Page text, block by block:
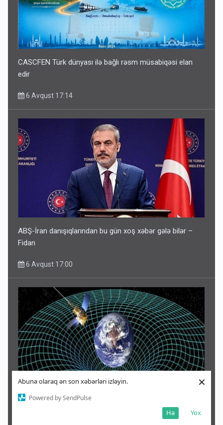
Abunə olaraq ən son xəbərləri izləyin.
Powered by SendPulse
Yox
Hə
×
CASCFEN Türk dünyası ilə bağlı rəsm müsabiqəsi elan
edir
6 Avqust 17:14
ABŞ-İran danışıqlarından bu gün xoş xəbər gələ bilər –
Fidan
6 Avqust 17:00
Milyonlarla insanı həyəcanlandıran 12 avqust iddiası!